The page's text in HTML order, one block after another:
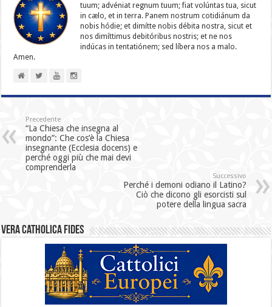
tuum; advéniat regnum tuum; fiat volúntas tua, sicut
in cælo, et in terra. Panem nostrum cotidiánum da
nobis hódie; et dimítte nobis débita nostra, sicut et
nos dimíttimus debitóribus nostris; et ne nos
indúcas in ten­ta­tiónem; sed líbera nos a malo.
Amen.
Precedente
“La Chiesa che insegna al
mondo”: Che cos’è la Chiesa
insegnante (Ecclesia docens) e
perché oggi più che mai devi
comprenderla
Successivo
Perché i demoni odiano il Latino?
Ciò che dicono gli esorcisti sul
potere della lingua sacra
Vera catholica fides